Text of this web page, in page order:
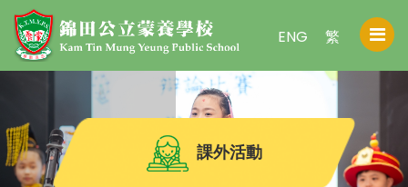
繁
ENG
課外活動